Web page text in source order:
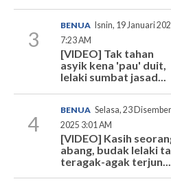
3
BENUA
Isnin, 19 Januari
7:23 AM
[VIDEO] Tak tahan
asyik kena 'pau' duit,
lelaki sumbat jasad...
4
BENUA Selasa, 23 Disember
2025 3:01 AM
[VIDEO] Kasih
abang, budak lelaki
teragak-agak terjun...